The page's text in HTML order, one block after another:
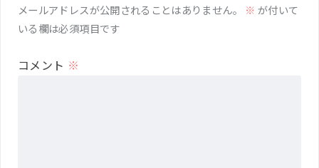
メールアドレスが公開されることはありません。 ※ が付いて
いる欄は必須項目です
コメント ※